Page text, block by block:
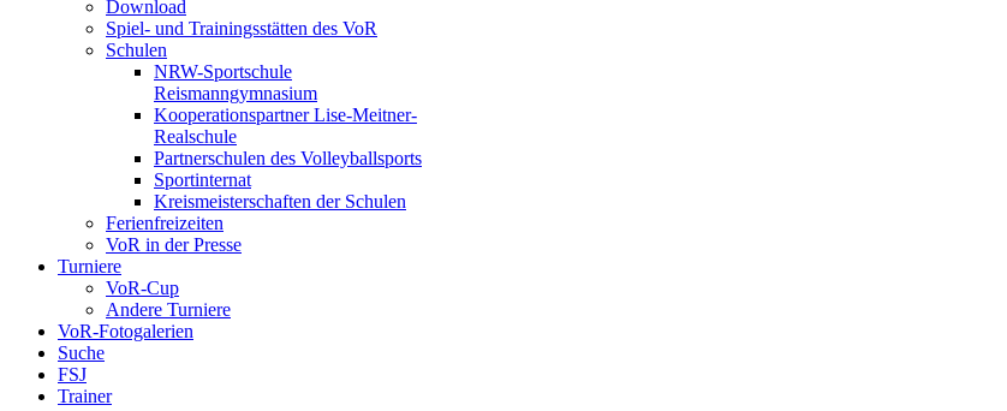
Download
Spiel- und Trainingsstätten des VoR
Schulen
NRW-Sportschule
Reismanngymnasium
Kooperationspartner Lise-Meitner-
Realschule
Partnerschulen des Volleyballsports
Sportinternat
Kreismeisterschaften der Schulen
Ferienfreizeiten
VoR in der Presse
Turniere
VoR-Cup
Andere Turniere
VoR-Fotogalerien
Suche
FSJ
Trainer